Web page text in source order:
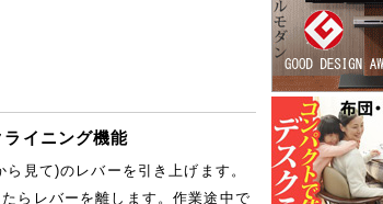
イニング機能
見て)のレバーを引き上げます。
らレバーを離します。作業途中で